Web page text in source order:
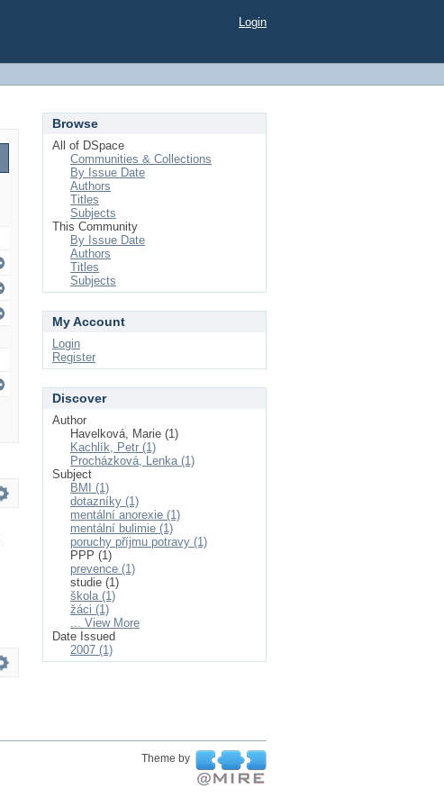
Login
Browse
All of DSpace
Communities & Collections
By Issue Date
Authors
Titles
Subjects
This Community
By Issue Date
Authors
Titles
Subjects
My Account
Login
Register
Discover
Author
Havelková, Marie (1)
Kachlík, Petr (1)
Procházková, Lenka (1)
Subject
BMI (1)
dotazníky (1)
mentální anorexie (1)
mentální bulimie (1)
poruchy příjmu potravy (1)
PPP (1)
prevence (1)
studie (1)
škola (1)
žáci (1)
... View More
Date Issued
2007 (1)
Theme by